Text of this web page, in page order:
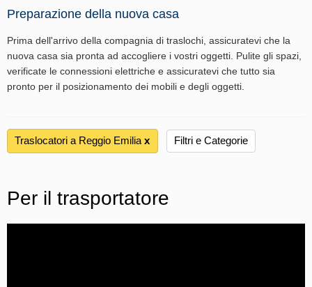
Preparazione della nuova casa
Prima dell'arrivo della compagnia di traslochi, assicuratevi che la
nuova casa sia pronta ad accogliere i vostri oggetti. Pulite gli spazi,
verificate le connessioni elettriche e assicuratevi che tutto sia
pronto per il posizionamento dei mobili e degli oggetti.
Traslocatori a Reggio Emilia х Filtri e Categorie
Per il trasportatore